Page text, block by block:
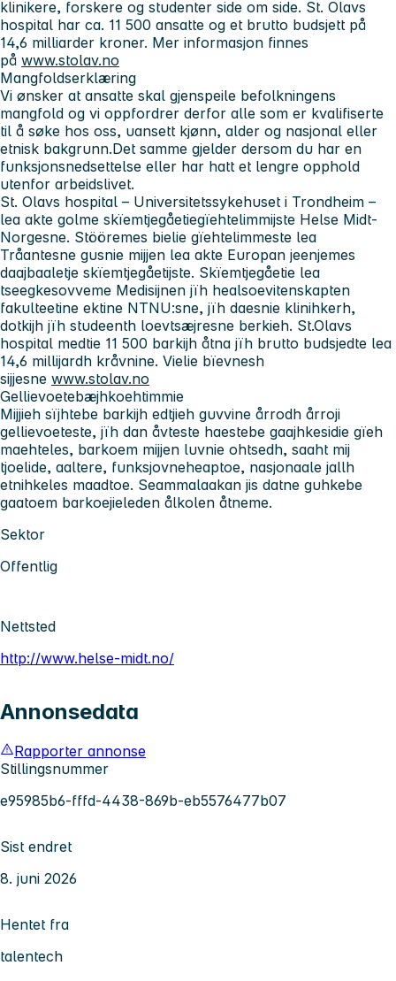
klinikere, forskere og studenter side om side. St. Olavs
hospital har ca. 11 500 ansatte og et brutto budsjett på
14,6 milliarder kroner. Mer informasjon finnes
på www.stolav.no
Mangfoldserklæring
Vi ønsker at ansatte skal gjenspeile befolkningens
mangfold og vi oppfordrer derfor alle som er kvalifiserte
til å søke hos oss, uansett kjønn, alder og nasjonal eller
etnisk bakgrunn.Det samme gjelder dersom du har en
funksjonsnedsettelse eller har hatt et lengre opphold
utenfor arbeidslivet.
St. Olavs hospital – Universitetssykehuset i Trondheim –
lea akte golme skïemtjegåetiegïehtelimmijste Helse Midt-
Norgesne. Stööremes bielie gïehtelimmeste lea
Tråantesne gusnie mijjen lea akte Europan jeenjemes
daajbaaletje skïemtjegåetijste. Skïemtjegåetie lea
tseegkesovveme Medisijnen jïh healsoevitenskapten
fakulteetine ektine NTNU:sne, jïh daesnie klinihkerh,
dotkijh jïh studeenth loevtsæjresne berkieh. St.Olavs
hospital medtie 11 500 barkijh åtna jïh brutto budsjedte lea
14,6 millijardh kråvnine. Vielie bïevnesh
sijjesne www.stolav.no
Gellievoetebæjhkoehtimmie
Mijjieh sïjhtebe barkijh edtjieh guvvine årrodh årroji
gellievoeteste, jïh dan åvteste haestebe gaajhkesidie gïeh
maehteles, barkoem mijjen luvnie ohtsedh, saaht mij
tjoelide, aaltere, funksjovneheaptoe, nasjonaale jallh
etnihkeles maadtoe. Seammalaakan jis datne guhkebe
gaatoem barkoejieleden ålkolen åtneme.
Sektor
Offentlig
Nettsted
http://www.helse-midt.no/
Annonsedata
Rapporter annonse
Stillingsnummer
e95985b6-fffd-4438-869b-eb5576477b07
Sist endret
8. juni 2026
Hentet fra
talentech